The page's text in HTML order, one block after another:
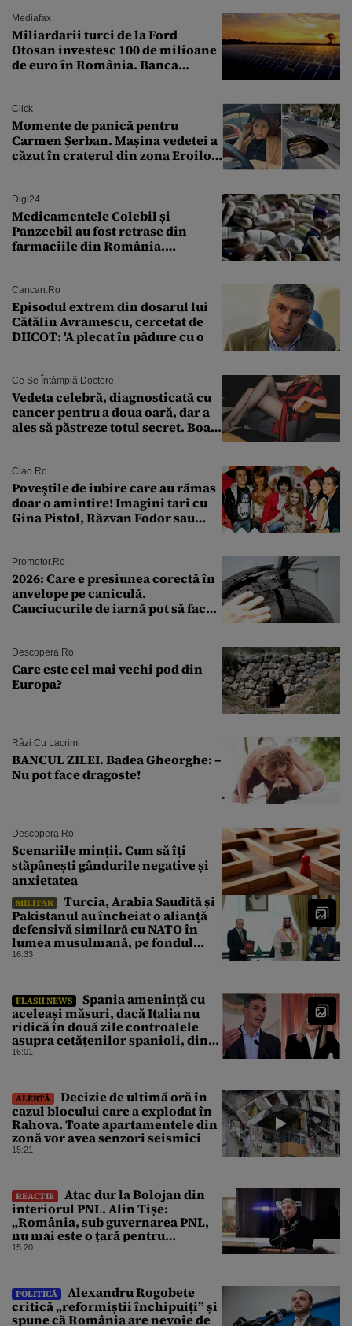
Mediafax
Miliardarii turci de la Ford
Otosan investesc 100 de milioane
de euro în România. Banca
Click
Momente de panică pentru
Carmen Șerban. Mașina vedetei a
căzut în craterul din zona Eroilor:
Digi24
Medicamentele Colebil și
Panzcebil au fost retrase din
farmaciile din România.
Cancan.ro
Episodul extrem din dosarul lui
Cătălin Avramescu, cercetat de
DIICOT: 'A plecat în pădure cu o
Ce Se Întâmplă Doctore
Vedeta celebră, diagnosticată cu
cancer pentru a doua oară, dar a
ales să păstreze totul secret. Boala
Ciao.ro
Poveştile de iubire care au rămas
doar o amintire! Imagini tari cu
Gina Pistol, Răzvan Fodor sau
Promotor.ro
2026: Care e presiunea corectă în
anvelope pe caniculă.
Cauciucurile de iarnă pot să facă
Descopera.ro
Care este cel mai vechi pod din
Europa?
Râzi Cu Lacrimi
BANCUL ZILEI. Badea Gheorghe: –
Nu pot face dragoste!
Descopera.ro
Scenariile minții. Cum să îți
stăpânești gândurile negative și
anxietatea
MILITAR
Turcia, Arabia Saudită și
Pakistanul au încheiat o alianță
defensivă similară cu NATO în
lumea musulmană, pe fondul
conflictelor din Orientul Mijlociu
16:33
FLASH NEWS
Spania amenință cu
aceleași măsuri, dacă Italia nu
ridică în două zile controalele
asupra cetățenilor spanioli, din
cauza crizei migrației
16:01
ALERTĂ
Decizie de ultimă oră în
cazul blocului care a explodat în
Rahova. Toate apartamentele din
zonă vor avea senzori seismici
15:21
REACȚIE
Atac dur la Bolojan din
interiorul PNL. Alin Tișe:
„România, sub guvernarea PNL,
nu mai este o țară pentru
investitori”
15:20
POLITICĂ
Alexandru Rogobete
critică „reformiștii închipuiți” și
spune că România are nevoie de